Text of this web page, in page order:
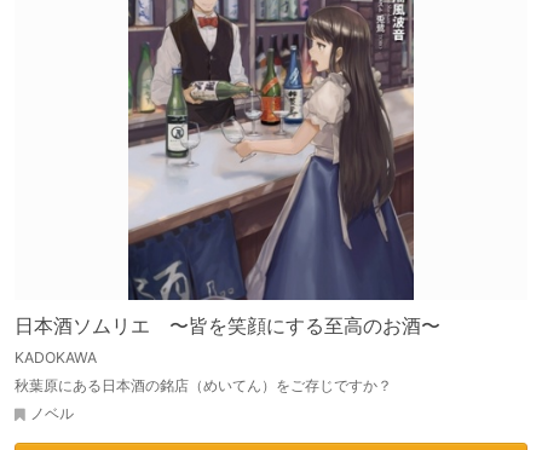
日本酒ソムリエ 〜皆を笑顔にする至高のお酒〜
KADOKAWA
秋葉原にある日本酒の銘店（めいてん）をご存じですか？
ノベル